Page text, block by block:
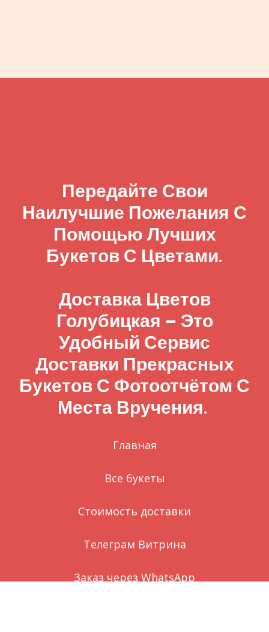
Передайте Свои
Наилучшие Пожелания С
Помощью Лучших
Букетов С Цветами.
Доставка Цветов
Голубицкая – Это
Удобный Сервис
Доставки Прекрасных
Букетов С Фотоотчётом С
Места Вручения.
Главная
Все букеты
Стоимость доставки
Телеграм Витрина
Заказ через WhatsApp